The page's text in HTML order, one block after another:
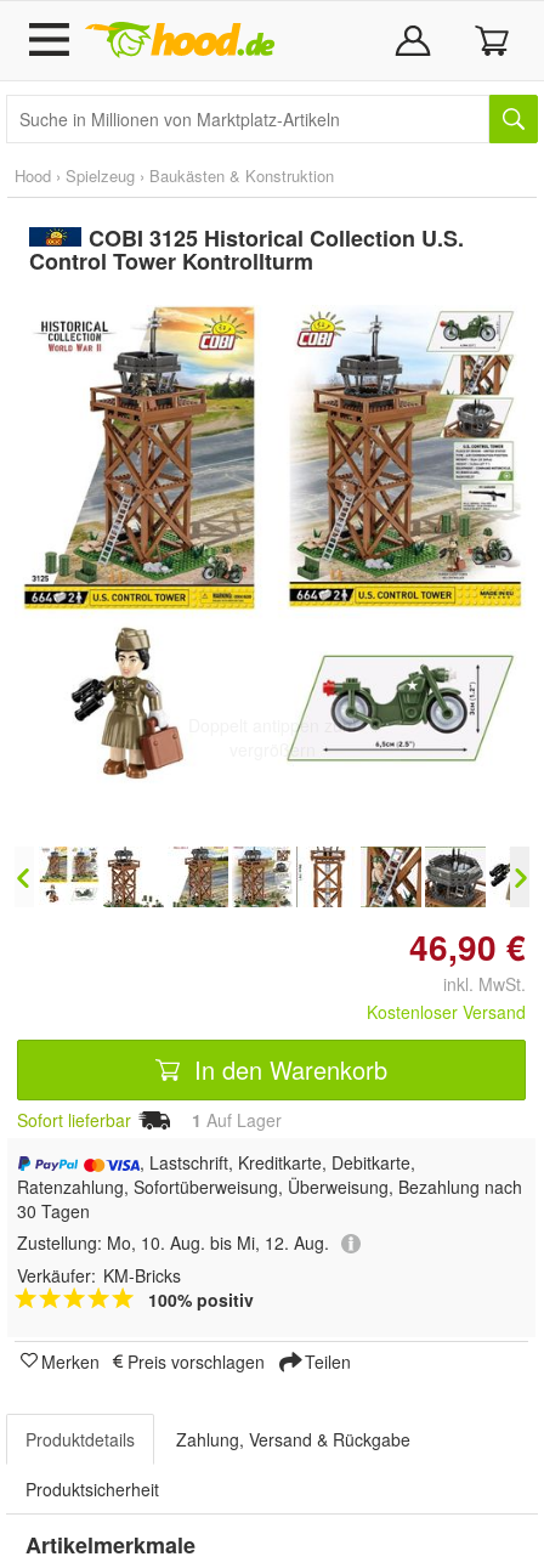
Hood › Spielzeug › Baukästen & Konstruktion
COBI 3125 Historical Collection U.S.
Control Tower Kontrollturm
Doppelt antippen zum
vergrößern
46,90 €
inkl. MwSt.
Kostenloser Versand
In den Warenkorb
Sofort lieferbar 1 Auf Lager
, Lastschrift, Kreditkarte, Debitkarte,
Ratenzahlung, Sofortüberweisung, Überweisung, Bezahlung nach
30 Tagen
Zustellung: Mo, 10. Aug. bis Mi, 12. Aug.
Verkäufer: KM-Bricks
100% positiv
Merken Preis vorschlagen Teilen
Produktdetails Zahlung, Versand & Rückgabe
Produktsicherheit
Artikelmerkmale